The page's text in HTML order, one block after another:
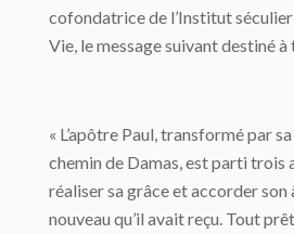
cofondatrice de l’Institut
Vie, le message suivant destiné
« L’apôtre Paul, transformé par
chemin de Damas, est parti trois
réaliser sa grâce et accorder son
nouveau qu’il avait reçu. Tout